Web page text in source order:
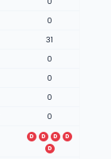
0
31
0
0
0
0
D D D
D
D